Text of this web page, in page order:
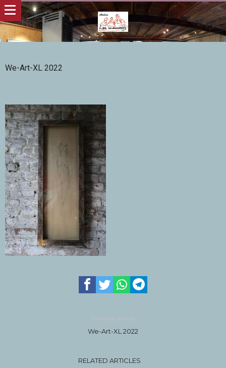
We-Art-XL 2022
Previous article
We-Art-XL 2022
RELATED ARTICLES